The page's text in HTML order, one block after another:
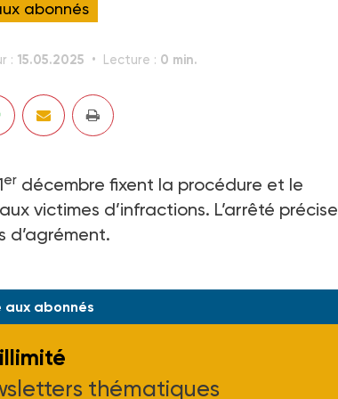
abonnés
: 15.05.2025 Lecture : 0 min.
er décembre fixent la procédure et le
victimes d’infractions. L’arrêté précise
d’agrément.
aux abonnés
thématiques